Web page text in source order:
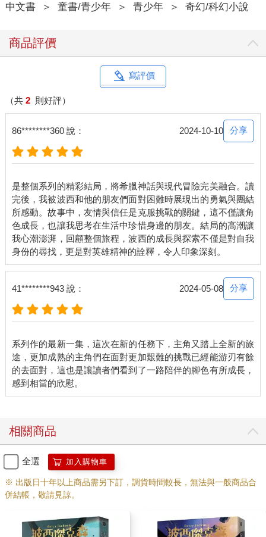
中文書 ＞ 童書/青少年 ＞ 青少年 ＞ 奇幻/科幻小說
商品評價
寫評價
（共 2 則好評）
86********360 說： 2024-10-10 分享
是整個系列的精彩結局，將希臘神話與現代冒險完美融合。讀
完後，我被波西和他的朋友們面對困難時展現出的勇氣與團結
所感動。故事中，友情與信任是克服挑戰的關鍵，這不僅讓角
色成長，也讓我思考在生活中珍惜身邊的朋友。結局的高潮讓
我心潮澎湃，回顧整個旅程，波西的成長與探索不僅是對自我
41********943 說： 2024-05-08 分享
系列作的最新一集，這次在新的任務下，主角又踏上全新的旅
途，更加成熟的主角們在面對更加艱難的挑戰已經能游刃有餘
的去面對，這也是讓讀者們看到了一路陪伴的腳色有所成長，
相關商品
全選 加入購物車
※ 出版日十年以上商品需另下訂，調貨時間較長，無法與一般商品合
併結帳，敬請見諒。